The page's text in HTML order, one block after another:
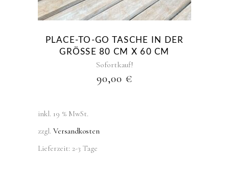
PLACE-TO-GO TASCHE IN DER
GRÖSSE 80 CM X 60 CM
Sofortkauf!
90,00 €
inkl. 19 % MwSt.
zzgl. Versandkosten
Lieferzeit: 2-3 Tage